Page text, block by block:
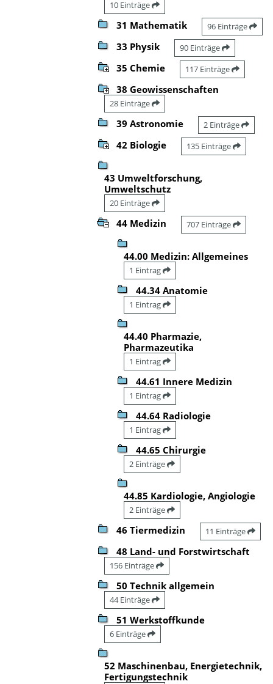
10 Einträge
31 Mathematik 96 Einträge
33 Physik 90 Einträge
35 Chemie 117 Einträge
38 Geowissenschaften
28 Einträge
39 Astronomie 2 Einträge
42 Biologie 135 Einträge
43 Umweltforschung,
Umweltschutz
20 Einträge
44 Medizin 707 Einträge
44.00 Medizin: Allgemeines
1 Eintrag
44.34 Anatomie
1 Eintrag
44.40 Pharmazie,
Pharmazeutika
1 Eintrag
44.61 Innere Medizin
1 Eintrag
44.64 Radiologie
1 Eintrag
44.65 Chirurgie
2 Einträge
44.85 Kardiologie, Angiologie
2 Einträge
46 Tiermedizin 11 Einträge
48 Land- und Forstwirtschaft
156 Einträge
50 Technik allgemein
44 Einträge
51 Werkstoffkunde
6 Einträge
52 Maschinenbau, Energietechnik,
Fertigungstechnik